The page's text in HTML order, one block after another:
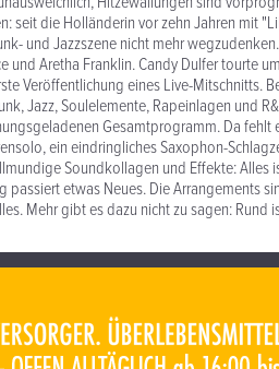
seit die Holländerin vor zehn Jahren mit
und Jazzszene nicht mehr
und Aretha Franklin. Candy Dulfer tourte
Veröffentlichung eines Live-Mitschnitts.
Jazz, Soulelemente, Rapeinlagen und
Gesamtprogramm. Da fehlt
ein eindringliches Saxophon-
Soundkollagen und Effekte: Alles
etwas Neues. Die Arrangements
Mehr gibt es dazu nicht zu sagen: Rund